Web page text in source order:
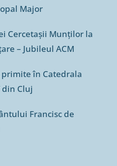
Major
Cercetașii Munților la
– Jubileul ACM
primite în Catedrala
din Cluj
Francisc de